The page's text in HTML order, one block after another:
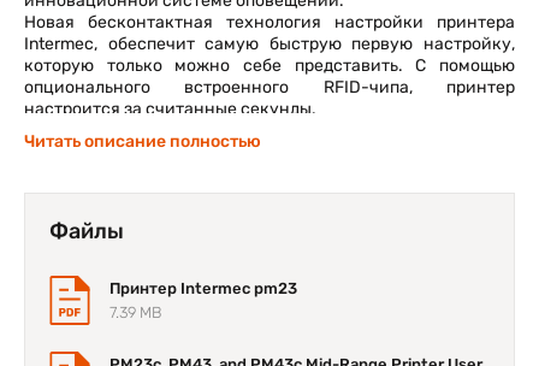
Новая бесконтактная технология настройки принтера
Intermec, обеспечит самую быструю первую настройку,
которую только можно себе представить. С помощью
опционального встроенного RFID-чипа, принтер
настроится за считанные секунды.
Как и остальные принтеры Intermec PM43 оснащены целым
рядом возможностей по беспроводному подключению к
управляющего устройства), так и в качестве клиента т.е.
управляемого устройства). Так, эти принтеры признаны
единственными в мире, оснащенными модулями
также предоставляют возможность подключения по
Bluetooth. Конечно же, каждый принтер оснащается
сетевым модулем Ethernet, поддерживающим протокол
IPv6, который обеспечит долгосрочную совместимость
Читать описание полностью
Файлы
Принтер Intermec pm23
7.39 MB